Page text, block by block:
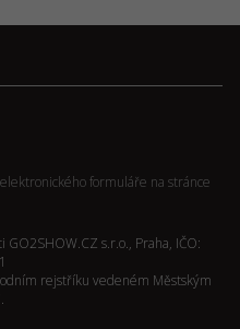
formuláře na stránce
s.r.o., Praha, IČO:
rejstříku vedeném Městským